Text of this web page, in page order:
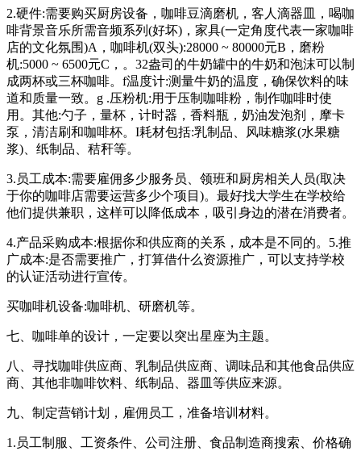
2.硬件:需要购买厨房设备，咖啡豆滴磨机，客人滴器皿，喝咖
啡背景音乐所需音频系列(好坏)，家具(一定角度代表一家咖啡
店的文化氛围)A，咖啡机(双头):28000 ~ 80000元B，磨粉
机:5000 ~ 6500元C，。32盎司的牛奶罐中的牛奶和泡沫可以制
成两杯或三杯咖啡。f温度计:测量牛奶的温度，确保饮料的味
道和质量一致。g .压粉机:用于压制咖啡粉，制作咖啡时使
用。其他:勺子，量杯，计时器，香料瓶，奶油发泡剂，摩卡
泵，清洁刷和咖啡杯。I耗材包括:乳制品、风味糖浆(水果糖
浆)、纸制品、秸秆等。
3.员工成本:需要雇佣多少服务员、领班和厨房相关人员(取决
于你的咖啡店需要运营多少个项目)。最好找大学生在学校给
他们提供兼职，这样可以降低成本，吸引身边的潜在消费者。
4.产品采购成本:根据你和供应商的关系，成本是不同的。5.推
广成本:是否需要推广，打算借什么资源推广，可以支持学校
的认证活动进行宣传。
买咖啡机设备:咖啡机、研磨机等。
七、咖啡单的设计，一定要以突出星座为主题。
八、寻找咖啡供应商、乳制品供应商、调味品和其他食品供应
商、其他非咖啡饮料、纸制品、器皿等供应来源。
九、制定营销计划，雇佣员工，准备培训材料。
1.员工制服、工资条件、公司注册、食品制造商搜索、价格确